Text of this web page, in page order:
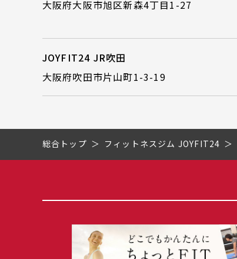
大阪府大阪市旭区新森4丁目1-27
JOYFIT24 JR吹田
大阪府吹田市片山町1-3-19
総合トップ フィットネスジム JOYFIT24